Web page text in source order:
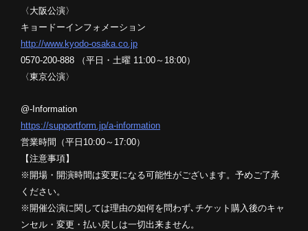
〈大阪公演〉
キョードーインフォメーション
http://www.kyodo-osaka.co.jp
0570-200-888 （平日・土曜 11:00～18:00）
〈東京公演〉
@-Information
https://supportform.jp/a-information
営業時間（平日10:00～17:00）
【注意事項】
※開場・開演時間は変更になる可能性がございます。予めご了承
ください。
※開催公演に関しては理由の如何を問わず､チケット購入後のキャ
ンセル・変更・払い戻しは一切出来ません。